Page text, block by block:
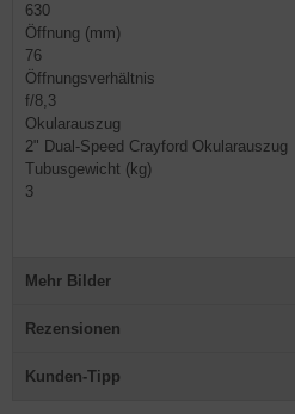
630
Öffnung (mm)
76
Öffnungsverhältnis
f/8,3
Okularauszug
2" Dual-Speed Crayford Okularauszug
Tubusgewicht (kg)
3
Mehr Bilder
Rezensionen
Kunden-Tipp